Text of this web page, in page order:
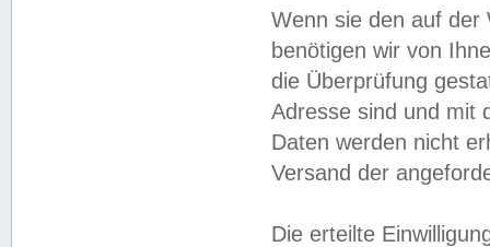
Wenn sie den auf der
benötigen wir von
die Überprüfung
Adresse sind und mit
Daten werden nicht
Versand der
Die erteilte